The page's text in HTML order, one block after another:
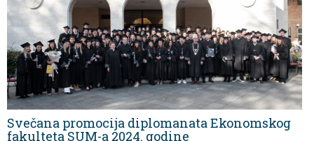
Svečana promocija diplomanata Ekonomskog
fakulteta SUM-a 2024. godine